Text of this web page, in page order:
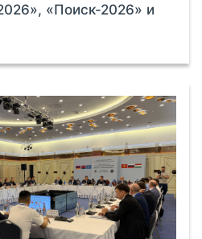
«Поиск-2026» и